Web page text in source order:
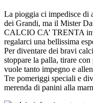
La pioggia ci impedisce di
dei Grandi, ma il Mister
CALCIO CA’ TRENTA
regalarci una bellissima
Per diventare dei bravi
stoppare la palla, tirare
vuole tanto impegno e
Tre pomeriggi speciali e
merenda di panini alla